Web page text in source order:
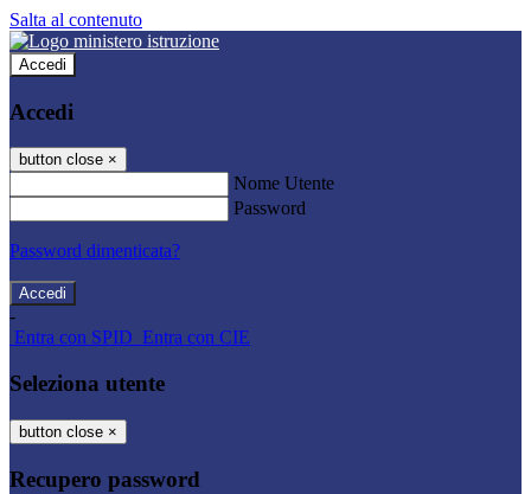
Salta al contenuto
Accedi
Accedi
button close ×
Nome Utente
Password
Password dimenticata?
-
Entra con SPID Entra con CIE
Seleziona utente
button close ×
Recupero password